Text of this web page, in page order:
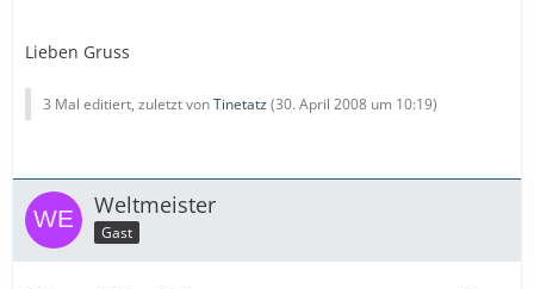
Lieben Gruss
3 Mal editiert, zuletzt vonTinetatz(30. April 2008 um 10:19)
Weltmeister
Gast